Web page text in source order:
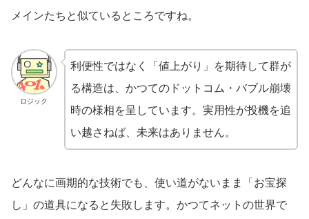
メインたちと似ているところですね。
ロジック
利便性ではなく「値上がり」を期待して群が
る構造は、かつてのドットコム・バブル崩壊
時の様相を呈しています。実用性が投機を追
い越さねば、未来はありません。
どんなに画期的な技術でも、使い道がないまま「お宝探
し」の道具になると失敗します。かつてネットの世界で